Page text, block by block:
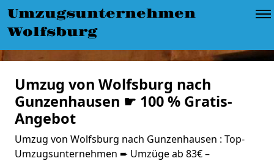
Umzugsunternehmen
Wolfsburg
Umzug von Wolfsburg nach
Gunzenhausen ☛ 100 % Gratis-
Angebot
Umzug von Wolfsburg nach Gunzenhausen : Top-
Umzugsunternehmen ➨ Umzüge ab 83€ –